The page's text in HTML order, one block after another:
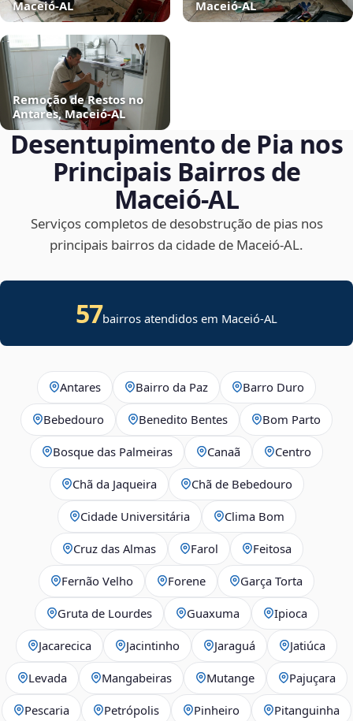
Maceió‑AL
Maceió‑AL
Remoção de Restos no
Antares, Maceió‑AL
Desentupimento de Pia nos
Principais Bairros de
Maceió‑AL
Serviços completos de desobstrução de pias nos
principais bairros da cidade de Maceió‑AL.
57bairros atendidos em Maceió-AL
Antares Bairro da Paz Barro Duro
Bebedouro Benedito Bentes Bom Parto
Bosque das Palmeiras Canaã Centro
Chã da Jaqueira Chã de Bebedouro
Cidade Universitária Clima Bom
Cruz das Almas Farol Feitosa
Fernão Velho Forene Garça Torta
Gruta de Lourdes Guaxuma Ipioca
Jacarecica Jacintinho Jaraguá Jatiúca
Levada Mangabeiras Mutange Pajuçara
Pescaria Petrópolis Pinheiro Pitanguinha